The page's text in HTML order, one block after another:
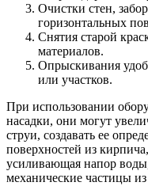
Очистки стен,
горизонтальных
Снятия старой
материалов.
Опрыскивания
или участков.
При использовании
насадки, они могут
струи, создавать ее
поверхностей из
усиливающая напор
механические частицы